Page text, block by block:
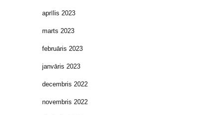
aprīlis 2023
marts 2023
februāris 2023
janvāris 2023
decembris 2022
novembris 2022